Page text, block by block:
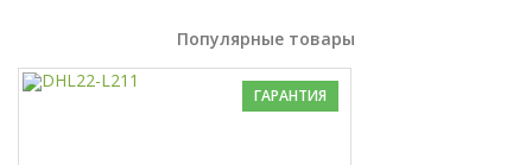
Популярные товары
ГАРАНТИЯ